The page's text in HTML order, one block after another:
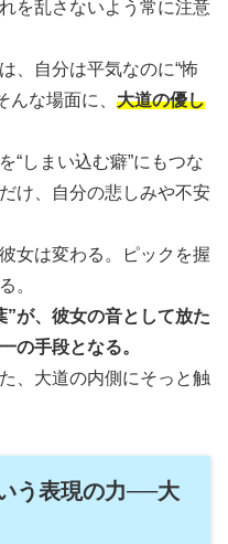
を乱さないよう常に注意
、自分は平気なのに“怖
な場面に、 大道の優し
“しまい込む癖”にもつな
け、自分の悲しみや不安
女は変わる。ピックを握
。
が、彼女の音として放た
の手段となる。
、大道の内側にそっと触
う表現の力──大